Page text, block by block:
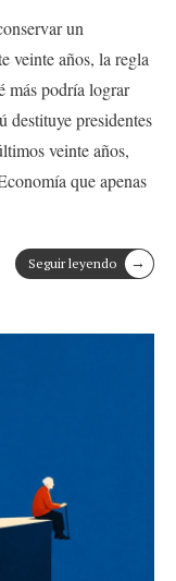
un
veinte años, la regla
más podría lograr
destituye presidentes
veinte años,
que apenas
Seguir leyendo →